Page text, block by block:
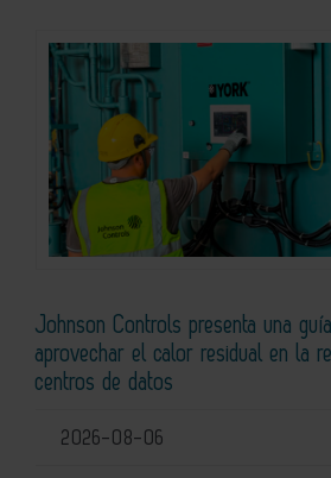
Johnson Controls presenta una
aprovechar el calor residual en la
centros de datos
2026-08-06